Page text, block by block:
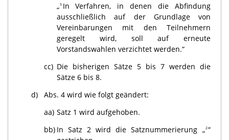
„5 In Verfahren, in denen die Abfindung
ausschließlich auf der Grundlage von
Vereinbarungen mit den Teilnehmern
geregelt wird, soll auf erneute
Vorstandswahlen verzichtet werden.“
cc) Die bisherigen Sätze 5 bis 7 werden die
Sätze 6 bis 8.
d)
Abs. 4 wird wie folgt geändert:
aa) Satz 1 wird aufgehoben.
bb) In Satz 2 wird die Satznummerierung „2“